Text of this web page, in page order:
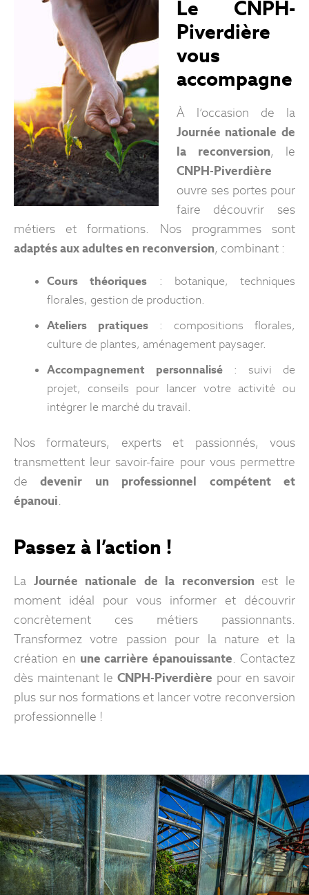
Le CNPH-
Piverdière
vous
accompagne
À l’occasion de la
Journée nationale de
la reconversion, le
CNPH-Piverdière
ouvre ses portes pour
faire découvrir ses
métiers et formations. Nos programmes sont
adaptés aux adultes en reconversion, combinant :
Cours théoriques : botanique, techniques
florales, gestion de production.
Ateliers pratiques : compositions florales,
culture de plantes, aménagement paysager.
Accompagnement personnalisé : suivi de
projet, conseils pour lancer votre activité ou
intégrer le marché du travail.
Nos formateurs, experts et passionnés, vous
transmettent leur savoir-faire pour vous permettre
dedevenir un professionnel compétent et
épanoui.
Passez à l’action !
La Journée nationale de la reconversion est le
moment idéal pour vous informer et découvrir
concrètement ces métiers passionnants.
Transformez votre passion pour la nature et la
création en une carrière épanouissante. Contactez
dès maintenant le CNPH-Piverdière pour en savoir
plus sur nos formations et lancer votre reconversion
professionnelle !